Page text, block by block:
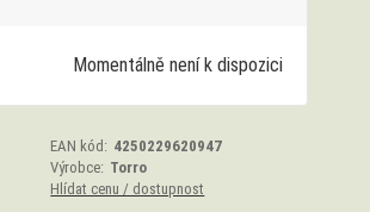
Momentálně není k dispozici
EAN kód: 4250229620947
Výrobce: Torro
Hlídat cenu / dostupnost